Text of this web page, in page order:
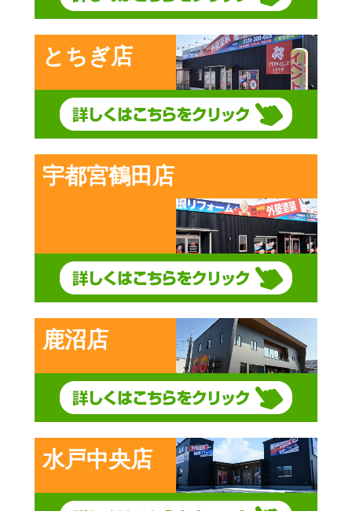
とちぎ店
宇都宮鶴田店
鹿沼店
水戸中央店